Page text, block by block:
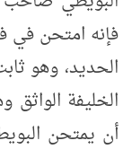
فإنه امتحن في
الحديد، وهو
الخليفة
أن يمتحن